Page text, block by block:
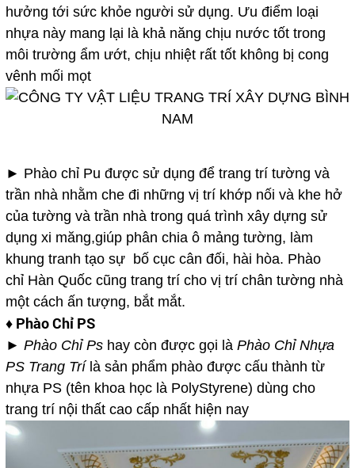
hưởng tới sức khỏe người sử dụng. Ưu điểm loại
nhựa này mang lại là khả năng chịu nước tốt trong
môi trường ẩm ướt, chịu nhiệt rất tốt không bị cong
vênh mối mọt
► Phào chỉ Pu được sử dụng để trang trí tường và
trần nhà nhằm che đi những vị trí khớp nối và khe hở
của tường và trần nhà trong quá trình xây dựng sử
dụng xi măng,giúp phân chia ô mảng tường, làm
khung tranh tạo sự bố cục cân đối, hài hòa. Phào
chỉ Hàn Quốc cũng trang trí cho vị trí chân tường nhà
một cách ấn tượng, bắt mắt.
♦ Phào Chỉ PS
► Phào Chỉ Ps hay còn được gọi làPhào Chỉ Nhựa
PS Trang Trílà sản phẩm phào được cấu thành từ
nhựa PS (tên khoa học là PolyStyrene) dùng cho
trang trí nội thất cao cấp nhất hiện nay